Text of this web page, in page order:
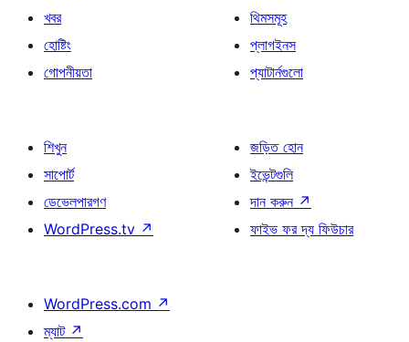
খবর
হোষ্টিং
গোপনীয়তা
থিমসমূহ
প্লাগইনস
প্যাটার্নগুলো
শিখুন
সাপোর্ট
ডেভেলপারগণ
WordPress.tv ↗
জড়িত হোন
ইভেন্টগুলি
দান করুন ↗
ফাইভ ফর দ্য ফিউচার
WordPress.com ↗
ম্যাট ↗